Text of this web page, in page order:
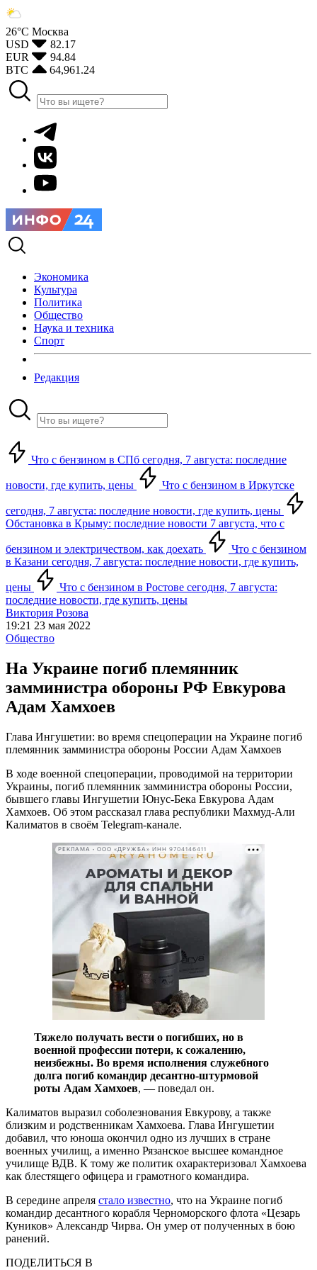
26°С Москва
USD
82.17
EUR
94.84
BTC
64,961.24
Экономика
Культура
Политика
Общество
Наука и техника
Спорт
Редакция
Что с бензином в СПб сегодня, 7 августа: последние
новости, где купить, цены Что с бензином в Иркутске
сегодня, 7 августа: последние новости, где купить, цены
Обстановка в Крыму: последние новости 7 августа, что с
бензином и электричеством, как доехать
Что с бензином
в Казани сегодня, 7 августа: последние новости, где купить,
цены
Что с бензином в Ростове сегодня, 7 августа:
последние новости, где купить, цены
Виктория Розова
19:21 23 мая 2022
Общество
На Украине погиб племянник
замминистра обороны РФ Евкурова
Адам Хамхоев
Глава Ингушетии: во время спецоперации на Украине погиб
племянник замминистра обороны России Адам Хамхоев
В ходе военной спецоперации, проводимой на территории
Украины, погиб племянник замминистра обороны России,
бывшего главы Ингушетии Юнус-Бека Евкурова Адам
Хамхоев. Об этом рассказал глава республики Махмуд-Али
Калиматов в своём Telegram-канале.
РЕКЛАМА • ООО «ДРУЖБА» ИНН 9704146411
Тяжело получать вести о погибших, но в
военной профессии потери, к сожалению,
неизбежны. Во время исполнения служебного
долга погиб командир десантно-штурмовой
роты Адам Хамхоев, — поведал он.
Калиматов выразил соболезнования Евкурову, а также
близким и родственникам Хамхоева. Глава Ингушетии
добавил, что юноша окончил одно из лучших в стране
военных училищ, а именно Рязанское высшее командное
училище ВДВ. К тому же политик охарактеризовал Хамхоева
как блестящего офицера и грамотного командира.
В середине апреля стало известно, что на Украине погиб
командир десантного корабля Черноморского флота «Цезарь
Куников» Александр Чирва. Он умер от полученных в бою
ранений.
ПОДЕЛИТЬСЯ В